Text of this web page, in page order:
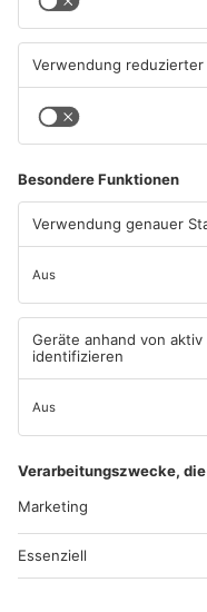
Neue Baugrundstücke für
junge Familien in
Heimbuchenthal?
06.08.2026, 11:39 UHR IN KREIS
ASCHAFFENBURG